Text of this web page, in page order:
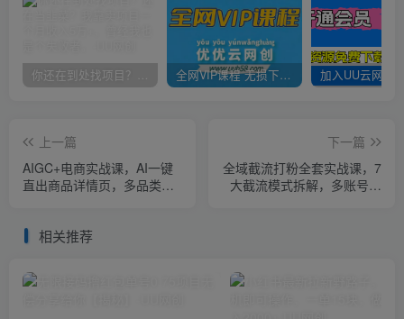
你还在到处找项目？还在当韭菜？我靠卖项目一个月收入5万+，曾经我也是个失败者。 全网VIP课程 无损下载~
上一篇
AIGC+电商实战课，AI一键
直出商品详情页，多品类全
下一篇
全域截流打粉全套实战课，7
大截流模式拆解，多账号养
相关推荐